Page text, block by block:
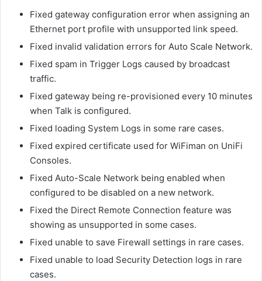
Fixed gateway configuration error when assigning an
Ethernet port profile with unsupported link speed.
Fixed invalid validation errors for Auto Scale Network.
Fixed spam in Trigger Logs caused by broadcast
traffic.
Fixed gateway being re-provisioned every 10 minutes
when Talk is configured.
Fixed loading System Logs in some rare cases.
Fixed expired certificate used for WiFiman on UniFi
Consoles.
Fixed Auto-Scale Network being enabled when
configured to be disabled on a new network.
Fixed the Direct Remote Connection feature was
showing as unsupported in some cases.
Fixed unable to save Firewall settings in rare cases.
Fixed unable to load Security Detection logs in rare
cases.